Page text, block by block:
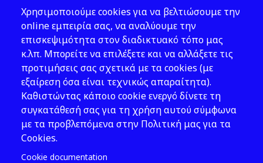
Β §5.1.1.2: Απαγόρευση
αποθήκευσης φιαλών υγραερίου
σε υπόγειους χώρους ή κάτω
της στάθμης του περιβάλλοντος
εδάφους
Β §5.1.2, §5.5.3: Αποστάσεις
ασφαλείας
Χρησιμοποιούμε cookies για να βελτιώσουμε την
online εμπειρία σας, να αναλύουμε την
επισκεψιμότητα στον διαδικτυακό τόπο μας
κ.λπ. Μπορείτε να επιλέξετε και να αλλάξετε τις
προτιμήσεις σας σχετικά με τα cookies (με
εξαίρεση όσα είναι τεχνικώς απαραίτητα).
Καθιστώντας κάποιο cookie ενεργό δίνετε τη
συγκατάθεσή σας για τη χρήση αυτού σύμφωνα
με τα προβλεπόμενα στην Πολιτική μας για τα
Cookies.
Cookie documentation